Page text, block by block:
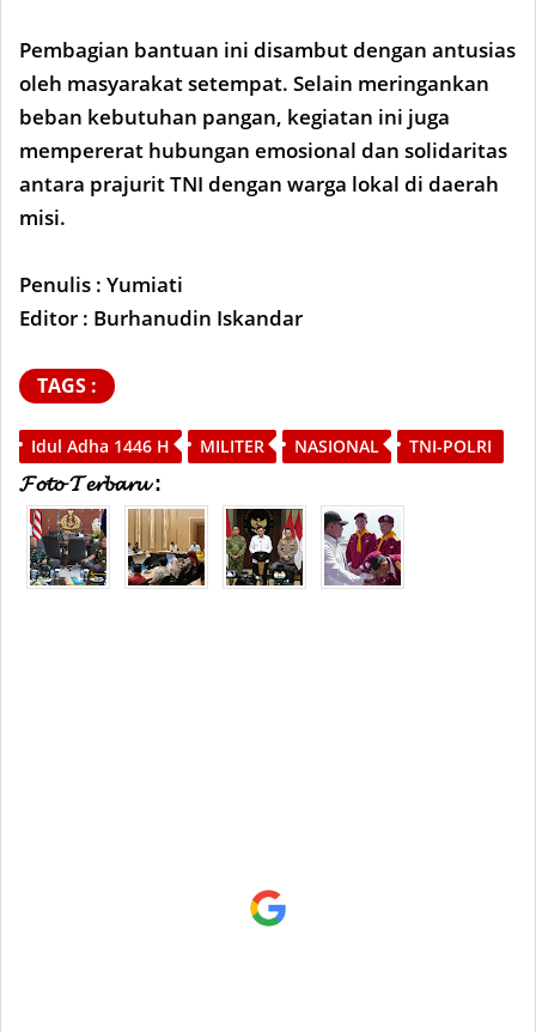
Pembagian bantuan ini disambut dengan antusias
oleh masyarakat setempat. Selain meringankan
beban kebutuhan pangan, kegiatan ini juga
mempererat hubungan emosional dan solidaritas
antara prajurit TNI dengan warga lokal di daerah
misi.
Penulis : Yumiati
Editor : Burhanudin Iskandar
TAGS :
Idul Adha 1446 H MILITER NASIONAL TNI-POLRI
𝓕𝓸𝓽𝓸 𝓣𝓮𝓻𝓫𝓪𝓻𝓾 :